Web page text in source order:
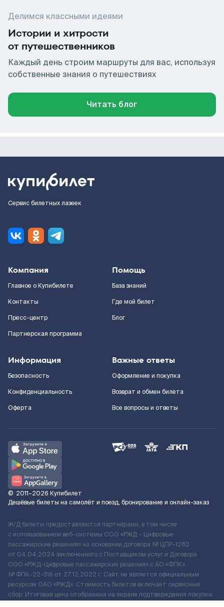
Делимся классными идеями
Истории и хитрости
от путешественников
Каждый день строим маршруты для вас, используя
собственные знания о путешествиях
Читать блог
Сервис билетных лазеек
Компания
Главное о Купибилете
Контакты
Пресс-центр
Партнерская программа
Помощь
База знаний
Где мой билет
Блог
Информация
Безопасность
Конфиденциальность
Оферта
Важные ответы
Оформление и покупка
Возврат и обмен билета
Все вопросы и ответы
© 2011–2026 Купибилет
Дешёвые билеты на самолёт и поезд, бронирование и онлайн-заказ
Ж/Д билеты предоставляются партнёрами, в том числе
с использованием веб-системы ООО «РЖД – Цифровые
пассажирские решения» на основании договора № ЦПР-1282
от 04.04.2024 заключенного с Поставщиком услуг и Договора
ООО «РЖД-Цифровые пассажирские решения» c АО «ФПК»
№ ФПК-22-316 от 27.12.2022 г. Сайт не является официальным
ресурсом ОАО «РЖД». Стоимость билетов включает сервисный
сбор. Итоговая цена отображена на экране подтверждения покупки.